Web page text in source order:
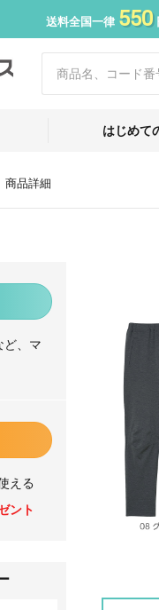
送料全国一律 550
はじめて
商品詳細
ど、マ
える
ント